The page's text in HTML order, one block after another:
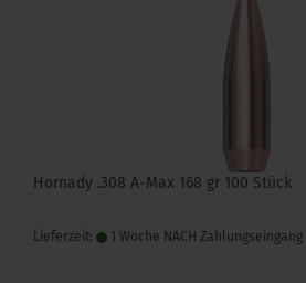
Hornady .308 A-Max 168 gr 100 Stück
Lieferzeit: 1 Woche NACH Zahlungseingang